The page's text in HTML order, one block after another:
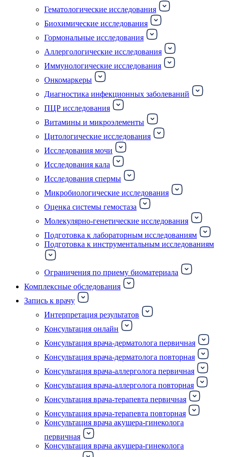
Гематологические исследования
Биохимические исследования
Гормональные исследования
Аллергологические исследования
Иммунологические исследования
Онкомаркеры
Диагностика инфекционных заболеваний
ПЦР исследования
Витамины и микроэлементы
Цитологические исследования
Исследования мочи
Исследования кала
Исследования спермы
Микробиологические исследования
Оценка системы гемостаза
Молекулярно-генетические исследования
Подготовка к лабораторным исследованиям
Подготовка к инструментальным исследованиям
Ограничения по приему биоматериала
Комплексные обследования
Запись к врачу
Интерпретация результатов
Консультация онлайн
Консультация врача-дерматолога первичная
Консультация врача-дерматолога повторная
Консультация врача-аллерголога первичная
Консультация врача-аллерголога повторная
Консультация врача-терапевта первичная
Консультация врача-терапевта повторная
Консультация врача акушера-гинеколога
первичная
Консультация врача акушера-гинеколога